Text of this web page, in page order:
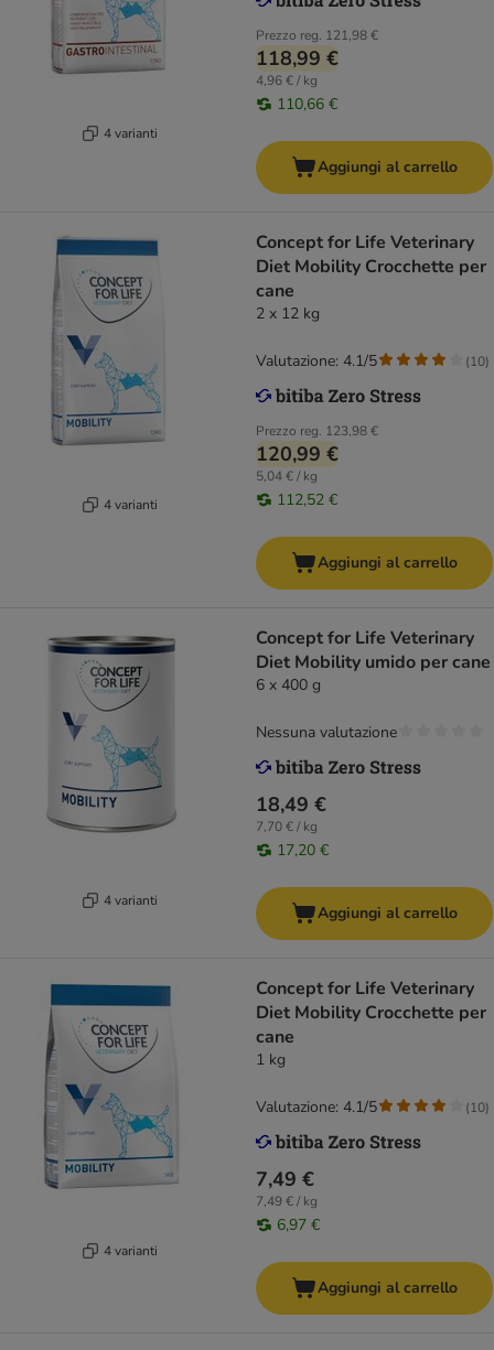
4 varianti
Prezzo reg. 121,98 €
118,99 €
4,96 € / kg
110,66 €
Aggiungi al carrello
4 varianti
Concept for Life Veterinary
Diet Mobility Crocchette per
cane
2 x 12 kg
Prezzo reg. 123,98 €
120,99 €
5,04 € / kg
112,52 €
Valutazione: 4.1/5 (10)
Aggiungi al carrello
4 varianti
Concept for Life Veterinary
Diet Mobility umido per cane
6 x 400 g
18,49 €
7,70 € / kg
17,20 €
Nessuna valutazione
Aggiungi al carrello
4 varianti
Concept for Life Veterinary
Diet Mobility Crocchette per
cane
1 kg
7,49 €
7,49 € / kg
6,97 €
Valutazione: 4.1/5 (10)
Aggiungi al carrello